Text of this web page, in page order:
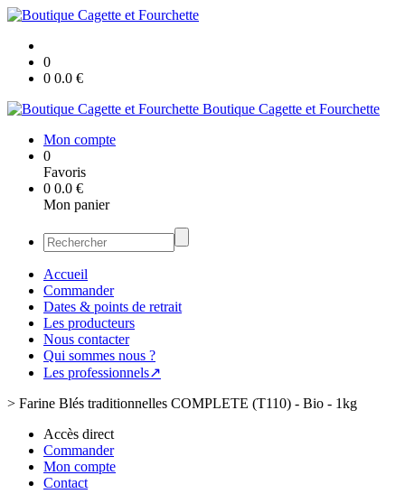
0
0 0.0 €
Boutique Cagette et Fourchette
Mon compte
0
Favoris
0 0.0 €
Mon panier
Accueil
Commander
Dates & points de retrait
Les producteurs
Nous contacter
Qui sommes nous ?
Les professionnels↗
> Farine Blés traditionnelles COMPLETE (T110) - Bio - 1kg
Accès direct
Commander
Mon compte
Contact